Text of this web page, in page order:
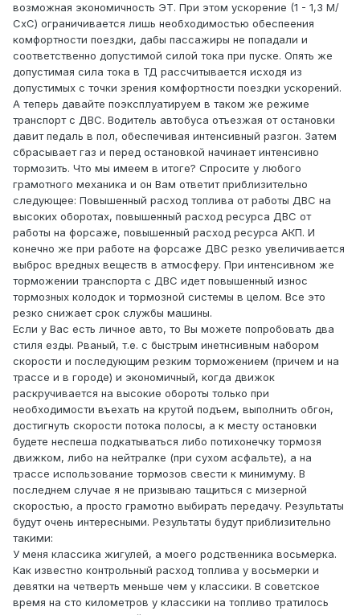
возможная экономичность ЭТ. При этом ускорение (1 - 1,3 М/
СхС) ограничивается лишь необходимостью обеспеения
комфортности поездки, дабы пассажиры не попадали и
соответственно допустимой силой тока при пуске. Опять же
допустимая сила тока в ТД рассчитывается исходя из
допустимых с точки зрения комфортности поездки ускорений.
А теперь давайте поэксплуатируем в таком же режиме
транспорт с ДВС. Водитель автобуса отъезжая от остановки
давит педаль в пол, обеспечивая интенсивный разгон. Затем
сбрасывает газ и перед остановкой начинает интенсивно
тормозить. Что мы имеем в итоге? Спросите у любого
грамотного механика и он Вам ответит приблизительно
следующее: Повышенный расход топлива от работы ДВС на
высоких оборотах, повышенный расход ресурса ДВС от
работы на форсаже, повышенный расход ресурса АКП. И
конечно же при работе на форсаже ДВС резко увеличивается
выброс вредных веществ в атмосферу. При интенсивном же
торможении транспорта с ДВС идет повышенный износ
тормозных колодок и тормозной системы в целом. Все это
резко снижает срок службы машины.
Если у Вас есть личное авто, то Вы можете попробовать два
стиля езды. Рваный, т.е. с быстрым инетнсивным набором
скорости и последующим резким торможением (причем и на
трассе и в городе) и экономичный, когда движок
раскручивается на высокие обороты только при
необходимости въехать на крутой подъем, выполнить обгон,
достигнуть скорости потока полосы, а к месту остановки
будете неспеша подкатываться либо потихонечку тормозя
движком, либо на нейтралке (при сухом асфальте), а на
трассе использование тормозов свести к минимуму. В
последнем случае я не призываю тащиться с мизерной
скоростью, а просто грамотно выбирать передачу. Результаты
будут очень интересными. Результаты будут приблизительно
такими:
У меня классика жигулей, а моего родственника восьмерка.
Как известно контрольный расход топлива у восьмерки и
девятки на четверть меньше чем у классики. В советское
время на сто километров у классики на топливо тратилось